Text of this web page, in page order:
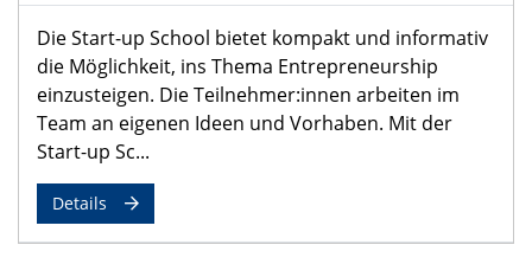
Die Start-up School bietet kompakt und informativ
die Möglichkeit, ins Thema Entrepreneurship
einzusteigen. Die Teilnehmer:innen arbeiten im
Team an eigenen Ideen und Vorhaben. Mit der
Start-up Sc...
Details